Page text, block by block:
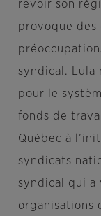
revoir son
provoque des
syndical. Lula
pour le
fonds de
Québec à
syndicats
syndical qui a
organisations